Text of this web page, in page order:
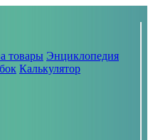
товары Энциклопедия
Калькулятор